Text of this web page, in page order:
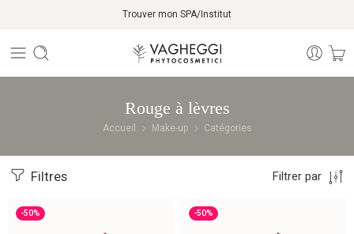
Trouver mon SPA/Institut
Rouge à lèvres
Accueil Make-up Catégories
Filtres Filtrer par
-50% -50%